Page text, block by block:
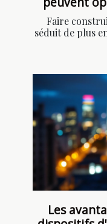
Faire
séduit de plus
Les